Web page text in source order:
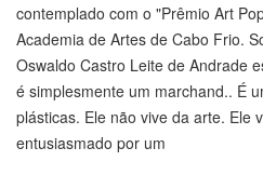
contemplado com o "Prêmio Art
Academia de Artes de Cabo Frio.
Oswaldo Castro Leite de Andrade
é simplesmente um marchand.. É
plásticas. Ele não vive da arte. Ele
entusiasmado por um